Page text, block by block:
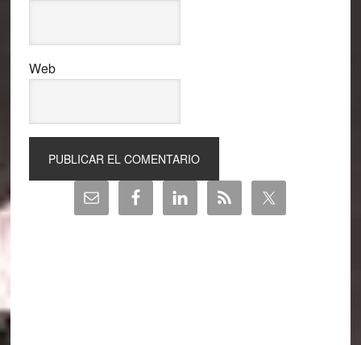
Web
Barra
lateral